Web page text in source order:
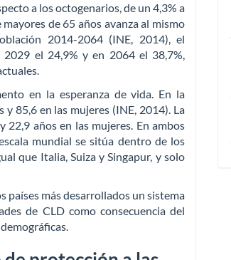
a los octogenarios, de un 4,3% a
de 65 años avanza al mismo
2014-2064 (INE, 2014), el
2029 el 24,9% y en 2064 el 38,7%,
en la esperanza de vida. En la
85,6 en las mujeres (INE, 2014). La
22,9 años en las mujeres. En ambos
mundial se sitúa dentro de los
que Italia, Suiza y Singapur, y solo
países más desarrollados un sistema
de CLD como consecuencia del